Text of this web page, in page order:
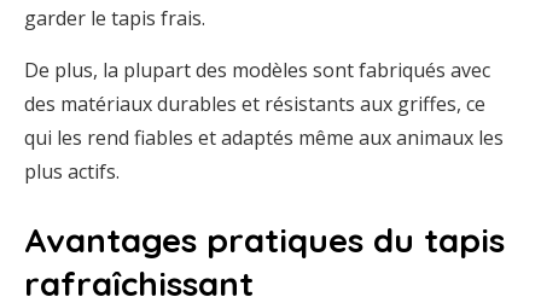
garder le tapis frais.
De plus, la plupart des modèles sont fabriqués avec
des matériaux durables et résistants aux griffes, ce
qui les rend fiables et adaptés même aux animaux les
plus actifs.
Avantages pratiques du tapis
rafraîchissant